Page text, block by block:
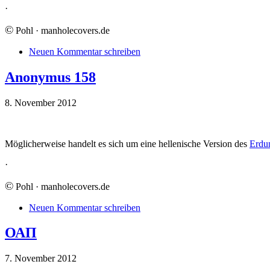
·
© Pohl · manholecovers.de
Neuen Kommentar schreiben
Anonymus 158
8. November 2012
Möglicherweise handelt es sich um eine hellenische Version des
·
© Pohl · manholecovers.de
Neuen Kommentar schreiben
ΟΑΠ
7. November 2012